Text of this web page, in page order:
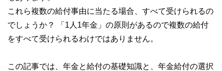
これら複数の給付事由に当たる場合、すべて受けられるの
でしょうか？ 「1人1年金」の原則があるので複数の給付
をすべて受けられるわけではありません。
この記事では、年金と給付の基礎知識と、年金給付の選択